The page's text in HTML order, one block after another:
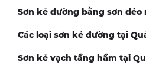
Sơn kẻ đường bằng sơn
Các loại sơn kẻ đường tại
Sơn kẻ vạch tầng hầm tại